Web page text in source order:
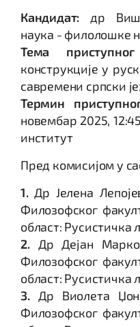
Кандидат:др
наука - филолошке
Тема
конструкције у
савремени српски
Термин
новембар 2025,
институт
Пред комисијом у
1.Др Јелена
Филозофског
област: Русистичка
2. Др Дејан
Филозофског
област: Русистичка
3. Др Виолета
Филозофског